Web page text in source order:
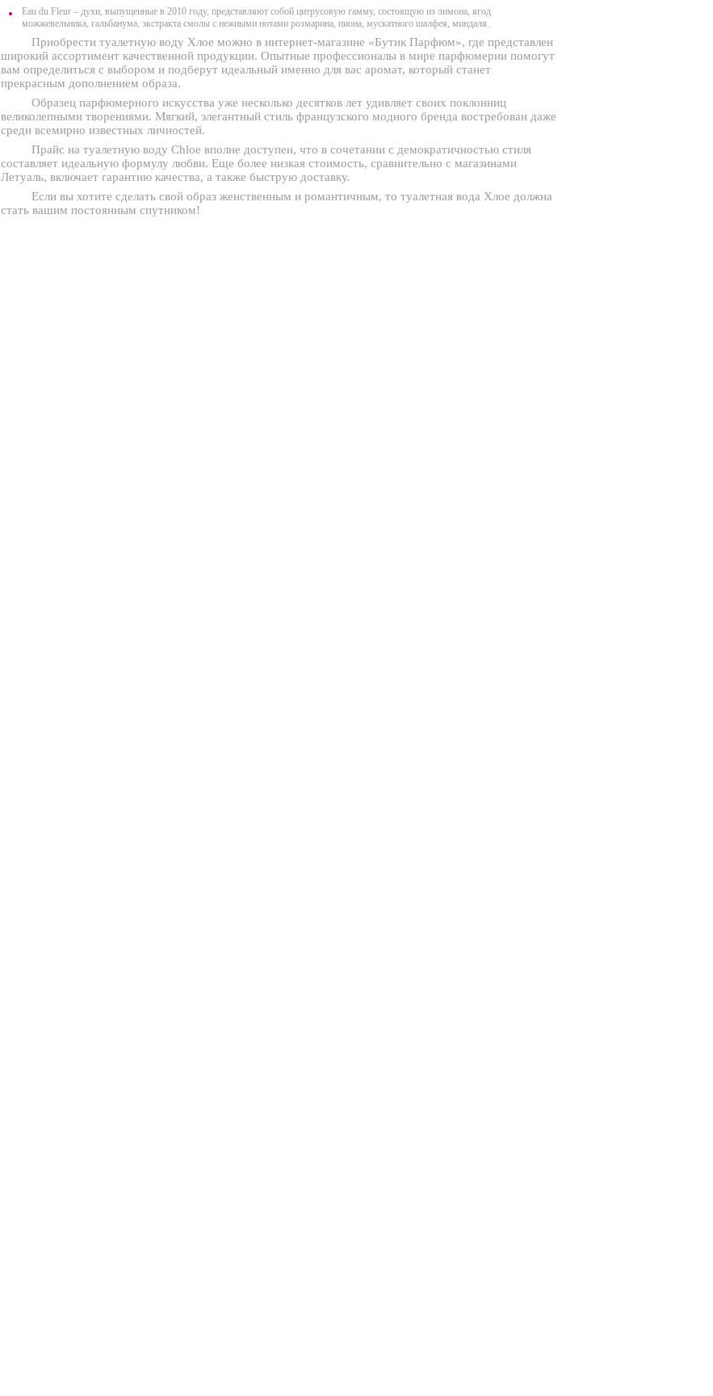
Eau du Fleur – духи, выпущенные в 2010 году, представляют собой цитрусовую гамму, состоящую из лимона, ягод
можжевельника, гальбанума, экстракта смолы с нежными нотами розмарина, пиона, мускатного шалфея, миндаля.
Приобрести туалетную воду Хлое можно в интернет-магазине «Бутик Парфюм», где представлен
широкий ассортимент качественной продукции. Опытные профессионалы в мире парфюмерии помогут
вам определиться с выбором и подберут идеальный именно для вас аромат, который станет
прекрасным дополнением образа.
Образец парфюмерного искусства уже несколько десятков лет удивляет своих поклонниц
великолепными творениями. Мягкий, элегантный стиль французского модного бренда востребован даже
среди всемирно известных личностей.
Прайс на туалетную воду Chloe вполне доступен, что в сочетании с демократичностью стиля
составляет идеальную формулу любви. Еще более низкая стоимость, сравнительно с магазинами
Летуаль, включает гарантию качества, а также быструю доставку.
Если вы хотите сделать свой образ женственным и романтичным, то туалетная вода Хлое должна
стать вашим постоянным спутником!